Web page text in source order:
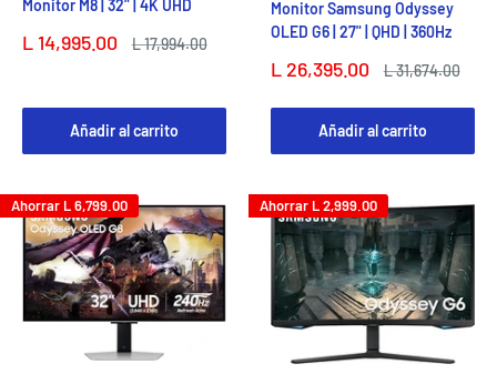
Monitor M8 | 32" | 4K UHD
Precio
L 14,995.00
Precio
L 17,994.00
Añadir al carrito
Monitor Samsung Odyssey
OLED G6 | 27" | QHD | 360Hz
Precio
venta
L 26,395.00
Precio
L 31,674.00
Añadir al carrito
Ahorrar L 6,799.00 Ahorrar L 2,999.00